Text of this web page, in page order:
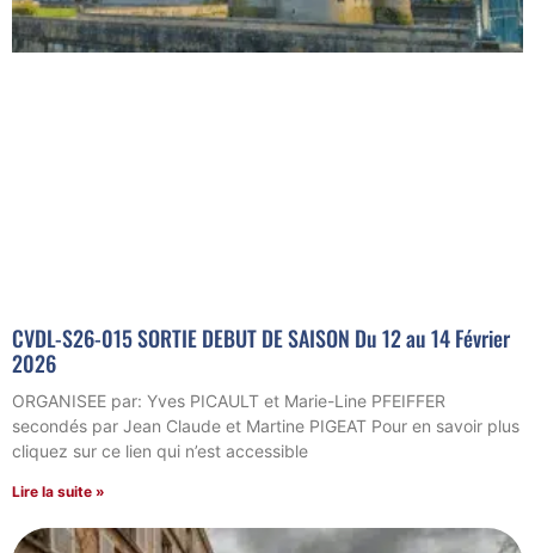
CVDL-S26-015 SORTIE DEBUT DE SAISON Du 12 au 14 Février
2026
ORGANISEE par: Yves PICAULT et Marie-Line PFEIFFER
secondés par Jean Claude et Martine PIGEAT Pour en savoir plus
cliquez sur ce lien qui n’est accessible
Lire la suite »